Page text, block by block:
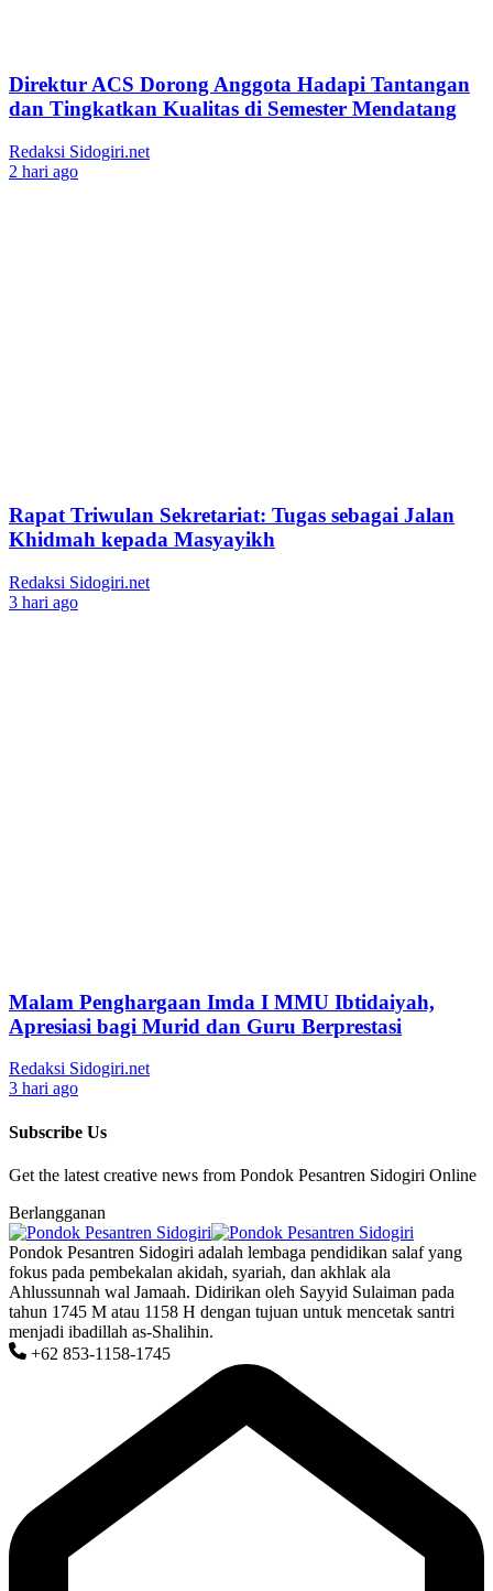
Direktur ACS Dorong Anggota Hadapi Tantangan
dan Tingkatkan Kualitas di Semester Mendatang
Redaksi Sidogiri.net
2 hari ago
Rapat Triwulan Sekretariat: Tugas sebagai Jalan
Khidmah kepada Masyayikh
Redaksi Sidogiri.net
3 hari ago
Malam Penghargaan Imda I MMU Ibtidaiyah,
Apresiasi bagi Murid dan Guru Berprestasi
Redaksi Sidogiri.net
3 hari ago
Subscribe Us
Get the latest creative news from Pondok Pesantren Sidogiri Online
Berlangganan
Pondok Pesantren Sidogiri adalah lembaga pendidikan salaf yang
fokus pada pembekalan akidah, syariah, dan akhlak ala
Ahlussunnah wal Jamaah. Didirikan oleh Sayyid Sulaiman pada
tahun 1745 M atau 1158 H dengan tujuan untuk mencetak santri
menjadi ibadillah as-Shalihin.
+62 853-1158-1745